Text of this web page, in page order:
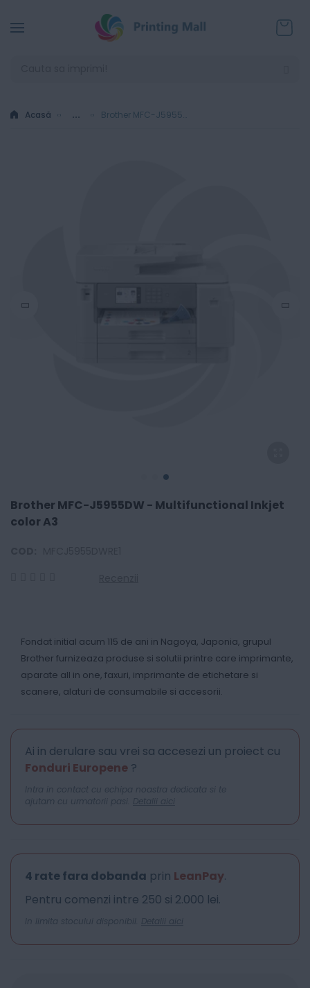
Acasă ...
Brother MFC-J5955DW - Multifunctional Inkjet
color A3
Fondat initial acum 115 de ani in Nagoya, Japonia, grupul
Brother furnizeaza produse si solutii printre care imprimante,
aparate all in one, faxuri, imprimante de etichetare si
scanere, alaturi de consumabile si accesorii.
Ai in derulare sau vrei sa accesezi un proiect cu
Fonduri Europene ?
Intra in contact cu echipa noastra dedicata si te
ajutam cu urmatorii pasi. Detalii aici
4 rate fara dobanda prin LeanPay.
Pentru comenzi intre 250 si 2.000 lei.
In limita stocului disponibil. Detalii aici